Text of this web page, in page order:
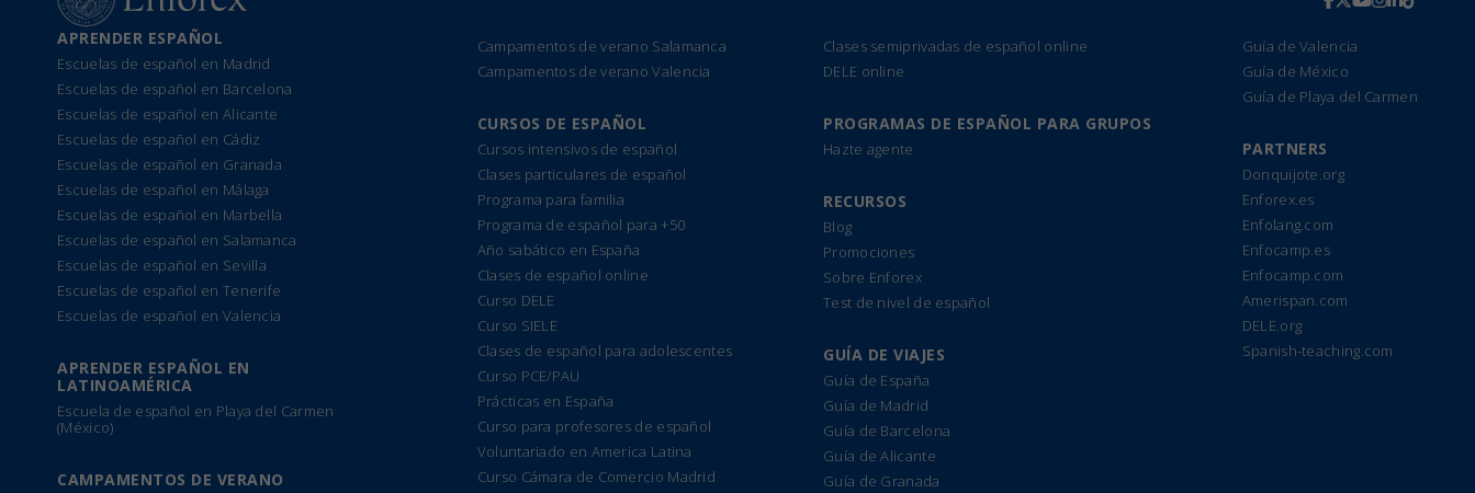
APRENDER ESPAÑOL
Escuelas de español en Madrid
Escuelas de español en Barcelona
Escuelas de español en Alicante
Escuelas de español en Cádiz
Escuelas de español en Granada
Escuelas de español en Málaga
Escuelas de español en Marbella
Escuelas de español en Salamanca
Escuelas de español en Sevilla
Escuelas de español en Tenerife
Escuelas de español en Valencia
APRENDER ESPAÑOL EN
LATINOAMÉRICA
Escuela de español en Playa del Carmen
(México)
CAMPAMENTOS DE VERANO
Campamentos de verano Salamanca
Campamentos de verano Valencia
CURSOS DE ESPAÑOL
Cursos intensivos de español
Clases particulares de español
Programa para familia
Programa de español para +50
Año sabático en España
Clases de español online
Curso DELE
Curso SIELE
Clases de español para adolescentes
Curso PCE/PAU
Prácticas en España
Curso para profesores de español
Voluntariado en America Latina
Curso Cámara de Comercio Madrid
Clases semiprivadas de español online
DELE online
PROGRAMAS DE ESPAÑOL PARA GRUPOS
Hazte agente
RECURSOS
Blog
Promociones
Sobre Enforex
Test de nivel de español
GUÍA DE VIAJES
Guía de España
Guía de Madrid
Guía de Barcelona
Guía de Alicante
Guía de Granada
Guía de Valencia
Guía de México
Guía de Playa del Carmen
PARTNERS
Donquijote.org
Enforex.es
Enfolang.com
Enfocamp.es
Enfocamp.com
Amerispan.com
DELE.org
Spanish-teaching.com